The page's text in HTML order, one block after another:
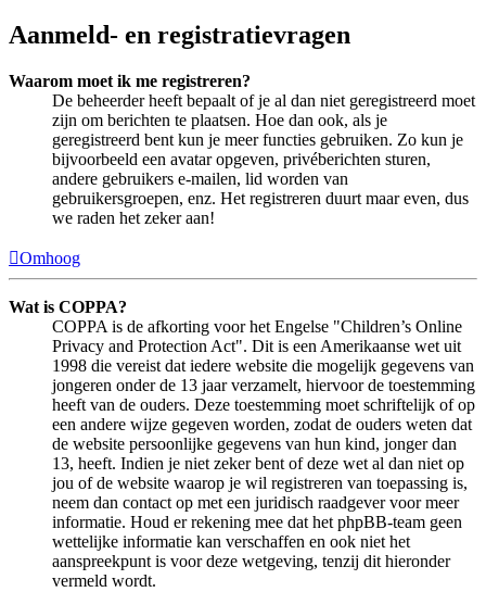
Aanmeld- en registratievragen
Waarom moet ik me registreren?
De beheerder heeft bepaalt of je al dan niet geregistreerd moet
zijn om berichten te plaatsen. Hoe dan ook, als je
geregistreerd bent kun je meer functies gebruiken. Zo kun je
bijvoorbeeld een avatar opgeven, privéberichten sturen,
andere gebruikers e-mailen, lid worden van
gebruikersgroepen, enz. Het registreren duurt maar even, dus
we raden het zeker aan!
Omhoog
Wat is COPPA?
COPPA is de afkorting voor het Engelse "Children’s Online
Privacy and Protection Act". Dit is een Amerikaanse wet uit
1998 die vereist dat iedere website die mogelijk gegevens van
jongeren onder de 13 jaar verzamelt, hiervoor de toestemming
heeft van de ouders. Deze toestemming moet schriftelijk of op
een andere wijze gegeven worden, zodat de ouders weten dat
de website persoonlijke gegevens van hun kind, jonger dan
13, heeft. Indien je niet zeker bent of deze wet al dan niet op
jou of de website waarop je wil registreren van toepassing is,
neem dan contact op met een juridisch raadgever voor meer
informatie. Houd er rekening mee dat het phpBB-team geen
wettelijke informatie kan verschaffen en ook niet het
aanspreekpunt is voor deze wetgeving, tenzij dit hieronder
vermeld wordt.